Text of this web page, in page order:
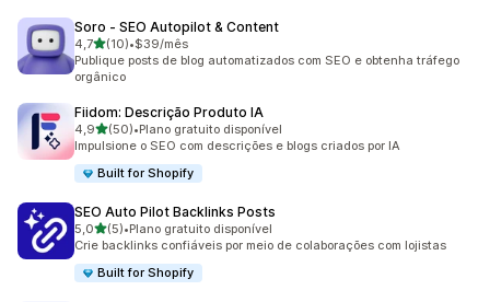
Soro ‑ SEO Autopilot & Content
4,7de 5 estrelas
(10)
10 avaliações ao todo
•$39/mês
Publique posts de blog automatizados com SEO e obtenha tráfego
orgânico
Fiidom: Descrição Produto IA
4,9de 5 estrelas
(50)
50 avaliações ao todo
•Plano gratuito disponível
Impulsione o SEO com descrições e blogs criados por IA
Built for Shopify
SEO Auto Pilot Backlinks Posts
5,0de 5 estrelas
(5)
5 avaliações ao todo
•Plano gratuito disponível
Crie backlinks confiáveis por meio de colaborações com lojistas
Built for Shopify